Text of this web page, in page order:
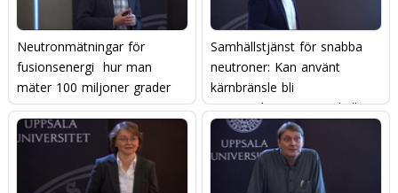
Neutronmätningar för
fusionsenergi  hur man
mäter 100 miljoner grader
Samhällstjänst för snabba
neutroner: Kan använt
kärnbränsle bli
morgondagens energikälla?